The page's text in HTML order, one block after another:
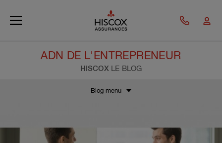
ADN DE L'ENTREPRENEUR
HISCOX LE BLOG
Blog menu